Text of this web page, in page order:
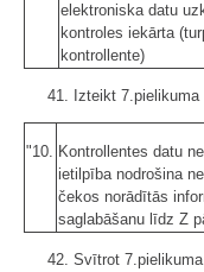
elektroniska datu
kontroles iekārta
kontrollente)
41. Izteikt 7.pielikuma
"10. Kontrollentes datu
ietilpība nodrošina
čekos norādītās
saglabāšanu līdz Z
42. Svītrot